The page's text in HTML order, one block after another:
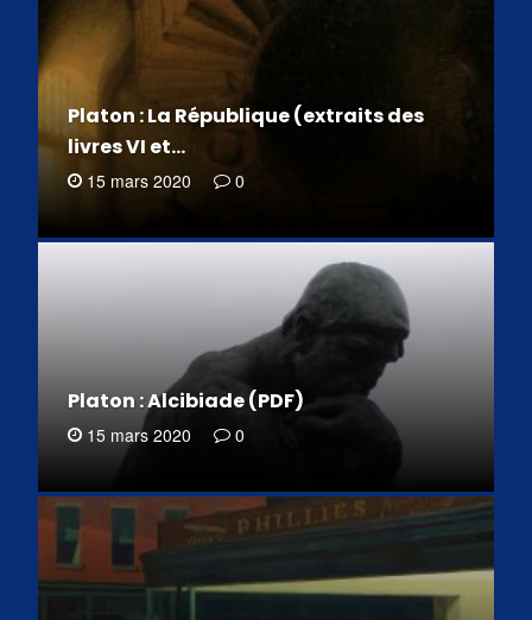
Platon : La République (extraits des
livres VI et…
15 mars 2020 0
Platon : Alcibiade (PDF)
15 mars 2020 0